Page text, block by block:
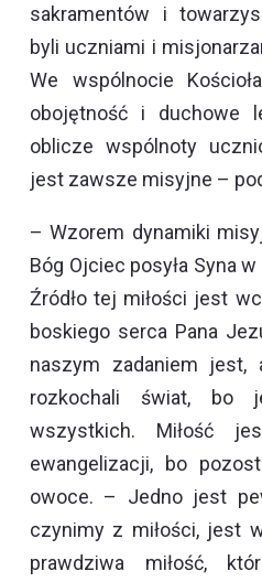
sakramentów i
byli uczniami i
We wspólnocie
obojętność i duchowe
oblicze wspólnoty
jest zawsze misyjne –
– Wzorem dynamiki
Bóg Ojciec posyła Syna
Źródło tej miłości jest
boskiego serca Pana
naszym zadaniem jest,
rozkochali świat, bo
wszystkich. Miłość
ewangelizacji, bo
owoce. – Jedno jest
czynimy z miłości, jest
prawdziwa miłość,